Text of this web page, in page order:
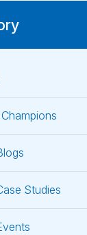
Studies